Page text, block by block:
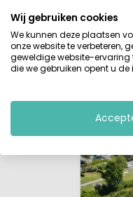
tussen
het
Wij gebruiken cookies
We kunnen deze plaatsen
onze website te verbeteren,
geweldige website-ervaring
die we gebruiken opent u de